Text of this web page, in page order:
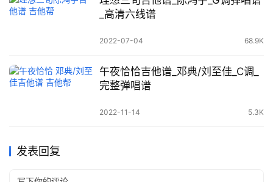
_高清六线谱
2022-07-04 68.9K
午夜恰恰吉他谱_邓典/刘至佳_C调_
完整弹唱谱
2022-11-14 5.3K
发表回复